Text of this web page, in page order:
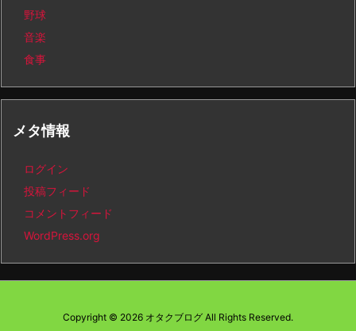
野球
音楽
食事
メタ情報
ログイン
投稿フィード
コメントフィード
WordPress.org
Copyright © 2026 オタクブログ All Rights Reserved.